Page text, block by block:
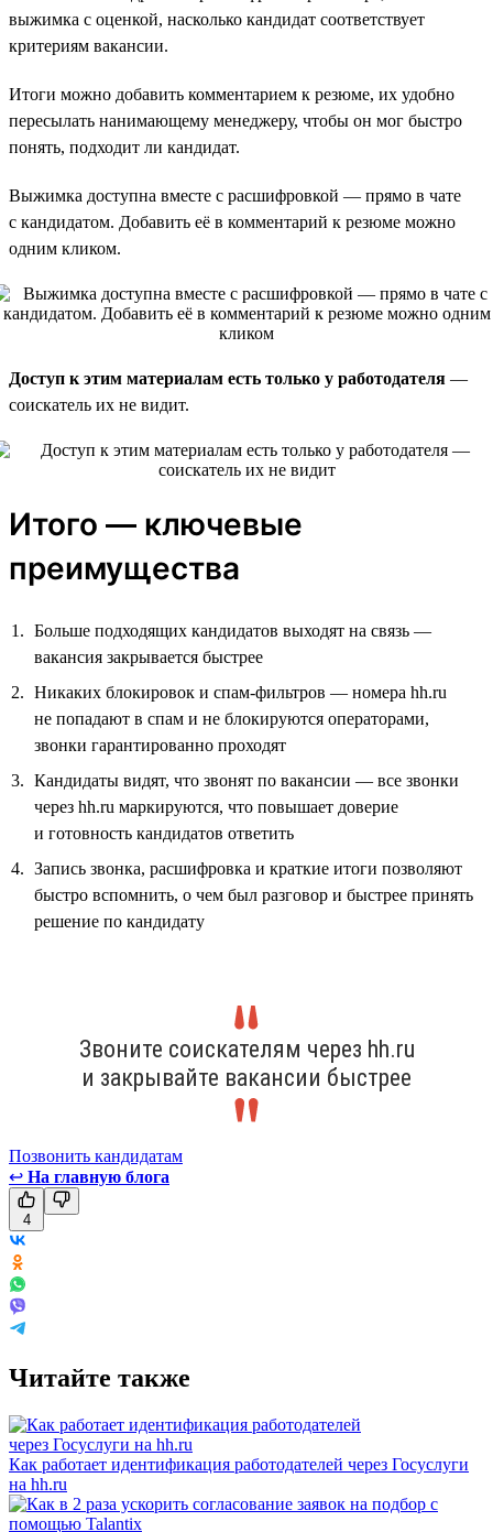
выжимка с оценкой, насколько кандидат соответствует
критериям вакансии.
Итоги можно добавить комментарием к резюме, их удобно
пересылать нанимающему менеджеру, чтобы он мог быстро
понять, подходит ли кандидат.
Выжимка доступна вместе с расшифровкой — прямо в чате
с кандидатом. Добавить её в комментарий к резюме можно
одним кликом.
Доступ к этим материалам есть только у работодателя —
соискатель их не видит.
Итого — ключевые
преимущества
Больше подходящих кандидатов выходят на связь —
вакансия закрывается быстрее
Никаких блокировок и спам-фильтров — номера hh.ru
не попадают в спам и не блокируются операторами,
звонки гарантированно проходят
Кандидаты видят, что звонят по вакансии — все звонки
через hh.ru маркируются, что повышает доверие
и готовность кандидатов ответить
Запись звонка, расшифровка и краткие итоги позволяют
быстро вспомнить, о чем был разговор и быстрее принять
решение по кандидату
Звоните соискателям через hh.ru
и закрывайте вакансии быстрее
Позвонить кандидатам
↩ На главную блога
4
Читайте также
Как работает идентификация работодателей через Госуслуги
на hh.ru